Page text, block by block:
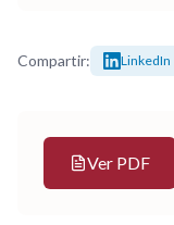
Compartir: LinkedIn
Ver PDF